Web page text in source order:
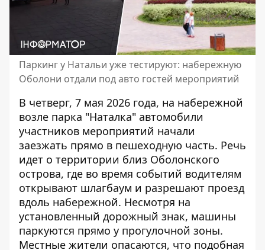
Паркинг у Натальи уже тестируют: набережную
Оболони отдали под авто гостей мероприятий
В четверг, 7 мая 2026 года, на набережной
возле парка "Наталка" автомобили
участников мероприятий начали
заезжать прямо в пешеходную часть. Речь
идет о территории близ Оболонского
острова, где во время событий водителям
открывают шлагбаум и разрешают проезд
вдоль набережной. Несмотря на
установленный дорожный знак, машины
паркуются прямо у прогулочной зоны.
Местные жители опасаются, что подобная